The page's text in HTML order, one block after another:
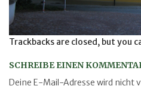
Trackbacks are closed, but you
SCHREIBE EINEN
Deine E-Mail-Adresse wird nicht